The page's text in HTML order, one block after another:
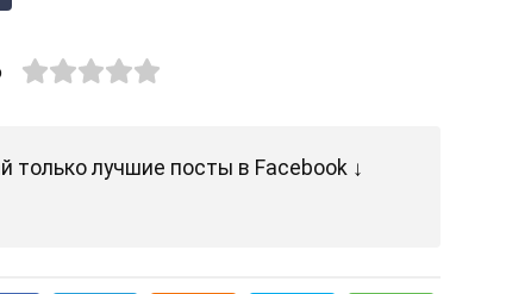
только лучшие посты в Facebook ↓